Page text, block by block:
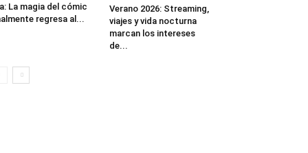
La magia del cómic
regresa al...
Verano 2026: Streaming,
viajes y vida nocturna
marcan los intereses
de...